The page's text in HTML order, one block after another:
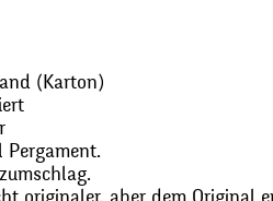
(Karton)
Pergament.